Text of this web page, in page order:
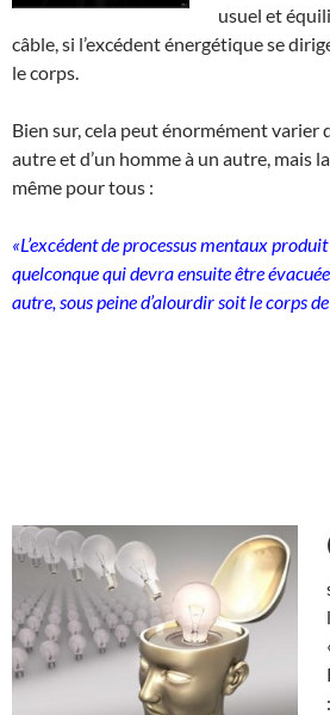
usuel et
câble, si l’excédent énergétique se
le corps.
Bien sur, cela peut énormément varier
autre et d’un homme à un autre, mais
même pour tous :
«L’excédent de processus mentaux
quelconque qui devra ensuite être
autre, sous peine d’alourdir soit le corps de
: